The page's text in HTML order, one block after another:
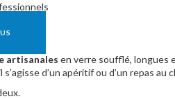
artisanales en verre soufflé, longues
d’un apéritif ou d’un repas au